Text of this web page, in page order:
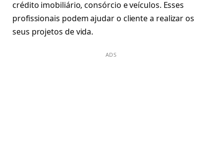
crédito imobiliário, consórcio e veículos. Esses
profissionais podem ajudar o cliente a realizar os
seus projetos de vida.
ADS